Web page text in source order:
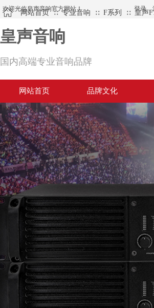
欢迎光临皇声音响官方网站！ 登录 |
网站首页 ∷ 专业音响 ∷ F系列 ∷ 皇声
皇声音响
国内高端专业音响品牌
网站首页 品牌文化